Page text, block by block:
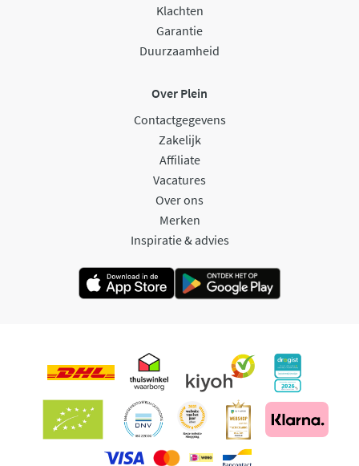
Klachten
Garantie
Duurzaamheid
Over Plein
Contactgegevens
Zakelijk
Affiliate
Vacatures
Over ons
Merken
Inspiratie & advies